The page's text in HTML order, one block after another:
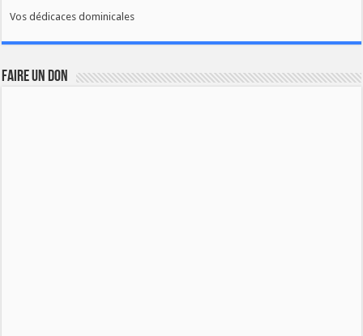
Vos dédicaces dominicales
FAIRE UN DON